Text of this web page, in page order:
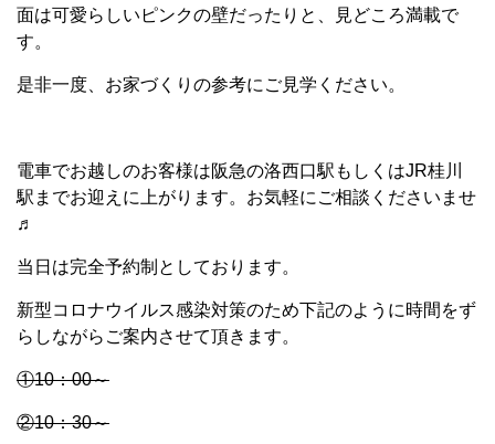
面は可愛らしいピンクの壁だったりと、見どころ満載で
す。
是非一度、お家づくりの参考にご見学ください。
電車でお越しのお客様は阪急の洛西口駅もしくはJR桂川
駅までお迎えに上がります。お気軽にご相談くださいませ
♬
当日は完全予約制としております。
新型コロナウイルス感染対策のため下記のように時間をず
らしながらご案内させて頂きます。
①10：00～
②10：30～